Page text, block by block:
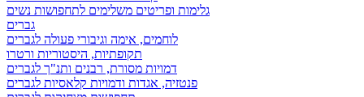
גלימות ופריטים משלימים לתחפושות נשים
גברים
לוחמים, אימה וגיבורי פעולה לגברים
תקופתיות, היסטוריות ורטרו
דמויות מסורת, רבנים ותנ"ך לגברים
פנטזיה, אגדות ודמויות קלאסיות לגברים